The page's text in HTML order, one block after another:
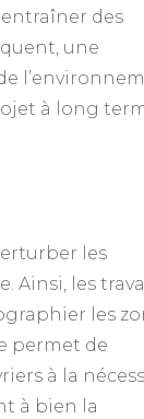
des
une
à long
les
Ainsi, les
les
permet de
à la
à bien la